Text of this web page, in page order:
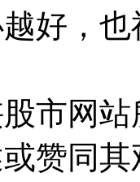
好，
市网
赞同